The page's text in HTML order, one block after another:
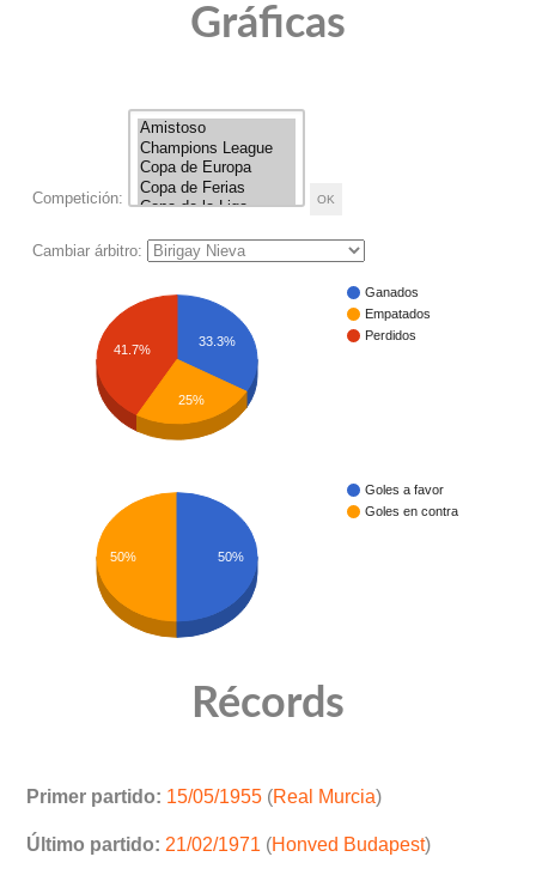
Gráficas
Competición:
Cambiar árbitro:
Ganados
Empatados
Perdidos
33.3%
41.7%
25%
Goles a favor
Goles en contra
50% 50%
Récords
Primer partido: 15/05/1955 (Real Murcia)
Último partido: 21/02/1971 (Honved Budapest)